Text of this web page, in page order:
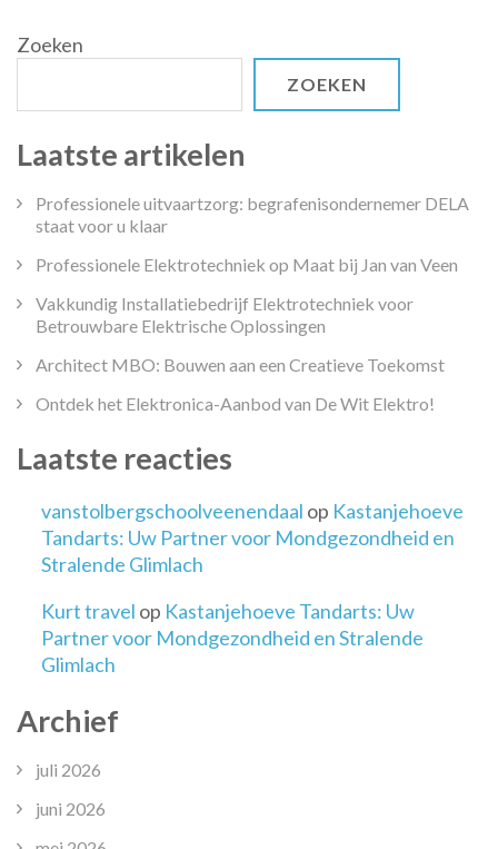
Zoeken
ZOEKEN
Laatste artikelen
Professionele uitvaartzorg: begrafenisondernemer DELA
staat voor u klaar
Professionele Elektrotechniek op Maat bij Jan van Veen
Vakkundig Installatiebedrijf Elektrotechniek voor
Betrouwbare Elektrische Oplossingen
Architect MBO: Bouwen aan een Creatieve Toekomst
Ontdek het Elektronica-Aanbod van De Wit Elektro!
Laatste reacties
vanstolbergschoolveenendaal op Kastanjehoeve
Tandarts: Uw Partner voor Mondgezondheid en
Stralende Glimlach
Kurt travel op Kastanjehoeve Tandarts: Uw
Partner voor Mondgezondheid en Stralende
Glimlach
Archief
juli 2026
juni 2026